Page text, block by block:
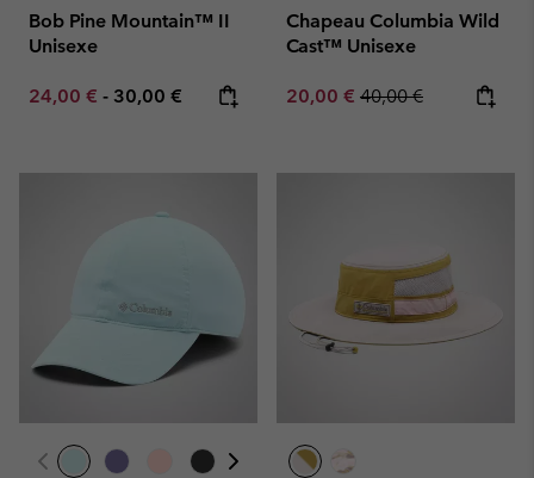
Bob Pine Mountain™ II
Unisexe
Minimum sale price:
24,00 € - Maximum price:
30,00 €
Chapeau Columbia Wild
Cast™ Unisexe
Sale price:
20,00 € Regular price:
40,00 €